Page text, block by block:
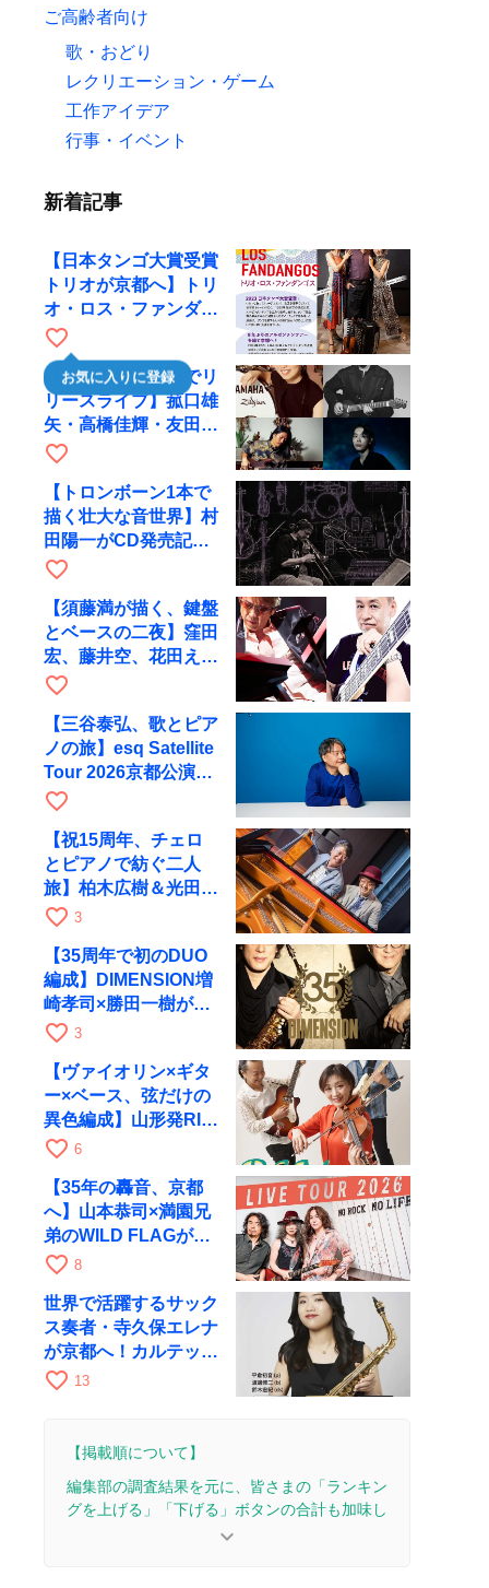
ご高齢者向け
歌・おどり
レクリエーション・ゲーム
工作アイデア
行事・イベント
新着記事
【日本タンゴ大賞受賞
トリオが京都へ】トリ
オ・ロス・ファンダン
ゴスが10月9日にRAG
で公演
favorite_border
お気に入りに登録
【川口千里、京都でリ
リースライブ】菰口雄
矢・高橋佳輝・友田ジ
ュンと9月28日にRAG
favorite_border
【トロンボーン1本で
描く壮大な音世界】村
田陽一がCD発売記念
ツアーで9月4日に京
favorite_border
【須藤満が描く、鍵盤
とベースの二夜】窪田
宏、藤井空、花田えみ
と京都RAGで共演
favorite_border
【三谷泰弘、歌とピア
ノの旅】esq Satellite
Tour 2026京都公演を
10月に開催
favorite_border
【祝15周年、チェロ
とピアノで紡ぐ二人
旅】柏木広樹＆光田健
一が11月12日に京都
favorite_border 3
【35周年で初のDUO
編成】DIMENSION増
崎孝司×勝田一樹が10
月11日に京都RAGへ
favorite_border 3
【ヴァイオリン×ギタ
ー×ベース、弦だけの
異色編成】山形発RIM
が初全国ツアーで8月
favorite_border 6
【35年の轟音、京都
へ】山本恭司×満園兄
弟のWILD FLAGが8
月6日にRAGでライブ
favorite_border 8
世界で活躍するサック
ス奏者・寺久保エレナ
が京都へ！カルテッ
ト・ツアー京都公演を
favorite_border 13
【掲載順について】
編集部の調査結果を元に、皆さまの「ランキン
グを上げる」「下げる」ボタンの合計も加味し
keyboard_arrow_down